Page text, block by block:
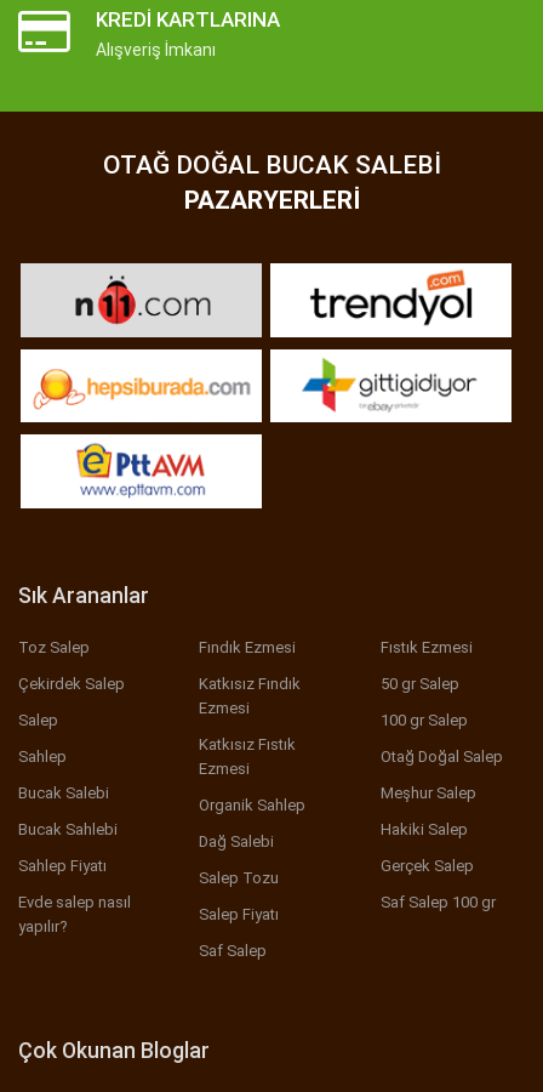
KREDI KARTLARINA
Alışveriş İmkanı
OTAĞ DOĞAL BUCAK SALEBI
PAZARYERLERI
Sık Arananlar
Toz Salep
Çekirdek Salep
Salep
Sahlep
Bucak Salebi
Bucak Sahlebi
Sahlep Fiyatı
Evde salep nasıl
yapılır?
Fındık Ezmesi
Katkısız Fındık
Ezmesi
Katkısız Fıstık
Ezmesi
Organik Sahlep
Dağ Salebi
Salep Tozu
Salep Fiyatı
Saf Salep
Fıstık Ezmesi
50 gr Salep
100 gr Salep
Otağ Doğal Salep
Meşhur Salep
Hakiki Salep
Gerçek Salep
Saf Salep 100 gr
Çok Okunan Bloglar